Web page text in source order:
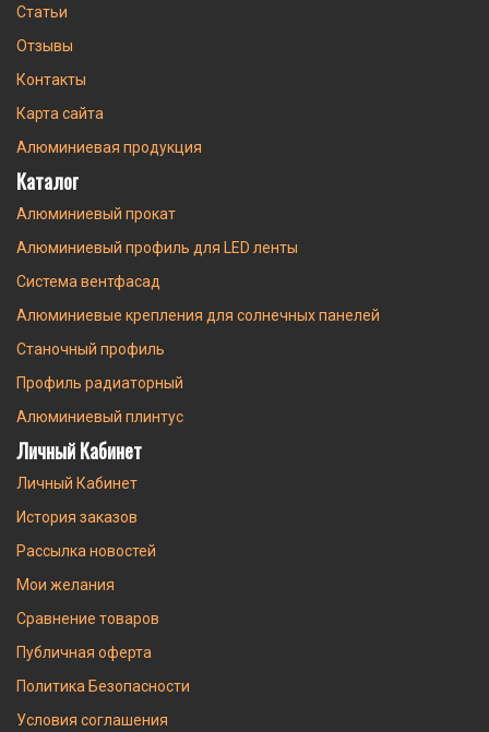
Статьи
Отзывы
Контакты
Карта сайта
Алюминиевая продукция
Каталог
Алюминиевый прокат
Алюминиевый профиль для LED ленты
Система вентфасад
Алюминиевые крепления для солнечных панелей
Станочный профиль
Профиль радиаторный
Алюминиевый плинтус
Личный Кабинет
Личный Кабинет
История заказов
Рассылка новостей
Мои желания
Сравнение товаров
Публичная оферта
Политика Безопасности
Условия соглашения